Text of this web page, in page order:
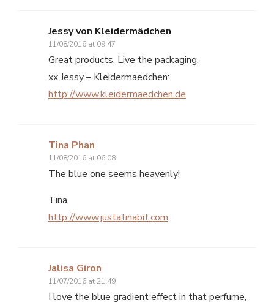
Jessy von Kleidermädchen
11/08/2016 at 09:47
Great products. Live the packaging.
xx Jessy – Kleidermaedchen:
http://www.kleidermaedchen.de
Tina Phan
11/08/2016 at 06:08
The blue one seems heavenly!
Tina
http://www.justatinabit.com
Jalisa Giron
11/07/2016 at 21:49
I love the blue gradient effect in that perfume,